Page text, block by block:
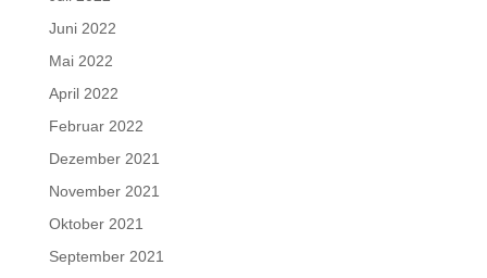
Juni 2022
Mai 2022
April 2022
Februar 2022
Dezember 2021
November 2021
Oktober 2021
September 2021